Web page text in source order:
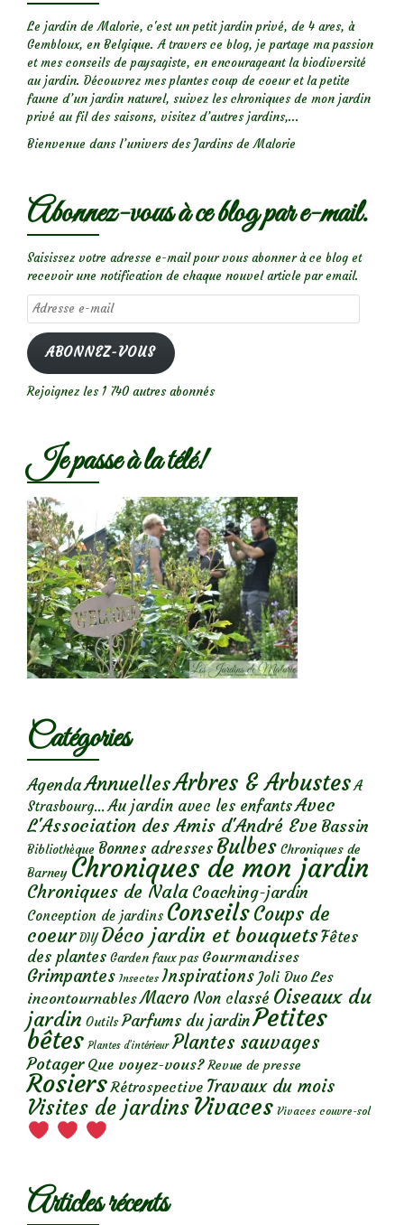
Le jardin de Malorie, c'est un petit jardin privé, de 4 ares, à
Gembloux, en Belgique. A travers ce blog, je partage ma passion
et mes conseils de paysagiste, en encourageant la biodiversité
au jardin. Découvrez mes plantes coup de coeur et la petite
faune d’un jardin naturel, suivez les chroniques de mon jardin
privé au fil des saisons, visitez d’autres jardins,...
Bienvenue dans l’univers des Jardins de Malorie
Abonnez-vous à ce blog par e-mail.
Saisissez votre adresse e-mail pour vous abonner à ce blog et
recevoir une notification de chaque nouvel article par email.
Adresse
e-
mail
ABONNEZ-VOUS
Rejoignez les 1 740 autres abonnés
Je passe à la télé!
Catégories
AgendaAnnuellesArbres & Arbustes A
Strasbourg... Au jardin avec les enfantsAvec
L'Association des Amis d'André Eve Bassin
Bibliothèque Bonnes adresses Bulbes Chroniques de
Barney Chroniques de mon jardin
Chroniques de Nala Coaching-jardin
Conception de jardins ConseilsCoups de
coeur DIY Déco jardin et bouquetsFêtes
des plantes Garden faux pas Gourmandises
Grimpantes Insectes Inspirations Joli Duo Les
incontournables Macro Non classé Oiseaux du
jardin Outils Parfums du jardinPetites
bêtes Plantes d’intérieur Plantes sauvages
Potager Que voyez-vous? Revue de presse
Rosiers Rétrospective Travaux du mois
Visites de jardins Vivaces Vivaces couvre-sol
Articles récents